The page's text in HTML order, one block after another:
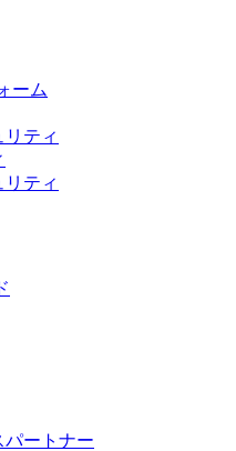
ーム
ティ
ティ
パートナー